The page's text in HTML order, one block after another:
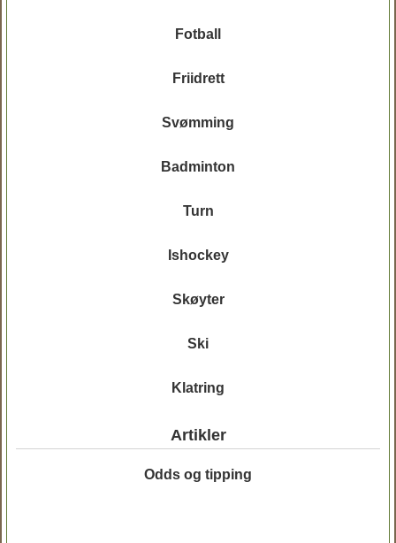
Fotball
Friidrett
Svømming
Badminton
Turn
Ishockey
Skøyter
Ski
Klatring
Artikler
Odds og tipping